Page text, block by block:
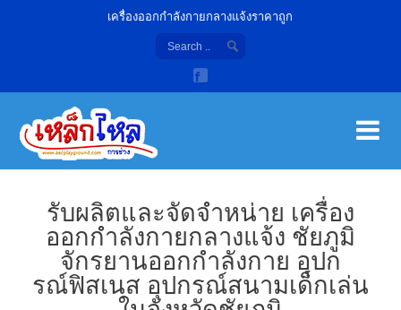
เครื่องออกกำลังกายกลางแจ้งราคาถูก
รับผลิตและจัดจำหน่าย เครื่อง
ออกกำลังกายกลางแจ้ง ชัยภูมิ
จักรยานออกกำลังกาย อุปก
รณ์ฟิสเนส อุปกรณ์สนามเด็กเล่น